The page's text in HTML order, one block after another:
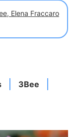
Elena Fraccaro
3Bee